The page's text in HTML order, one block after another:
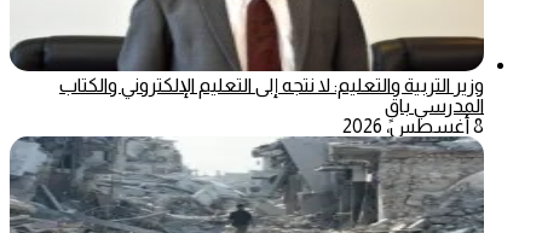
وزير التربية والتعليم: لا نتجه إلى التعليم الإلكتروني والكتاب
المدرسي باقٍ
8 أغسطس، 2026